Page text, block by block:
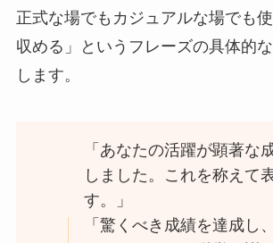
正式な場でもカジュアルな場でも
収める」というフレーズの具体的
します。
「あなたの活躍が顕著な
しました。これを称えて
す。」
「驚くべき成績を達成し